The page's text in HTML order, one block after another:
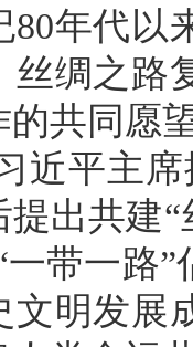
80年代以
丝绸之路
的共同愿
近平主
提出共建
一带一路
文明发展